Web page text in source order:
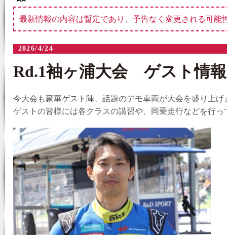
最新情報の内容は暫定であり、予告なく変更される可能
2026/4/24
Rd.1袖ヶ浦大会 ゲスト情報
今大会も豪華ゲスト陣、話題のデモ車両が大会を盛り上げ
ゲストの皆様には各クラスの講習や、同乗走行などを行